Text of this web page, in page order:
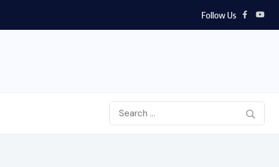
Follow Us